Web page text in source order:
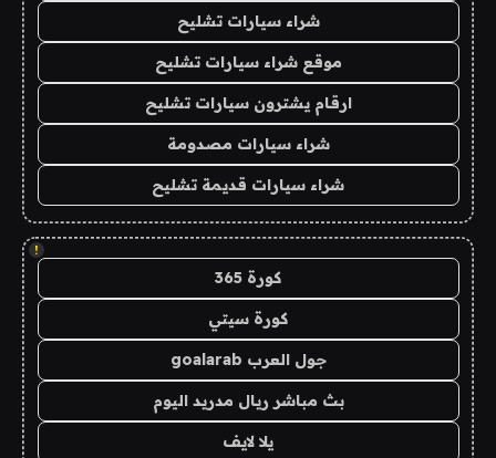
شراء سيارات تشليح
موقع شراء سيارات تشليح
ارقام يشترون سيارات تشليح
شراء سيارات مصدومة
شراء سيارات قديمة تشليح
!
كورة 365
كورة سيتي
جول العرب goalarab
بث مباشر ريال مدريد اليوم
يلا لايف